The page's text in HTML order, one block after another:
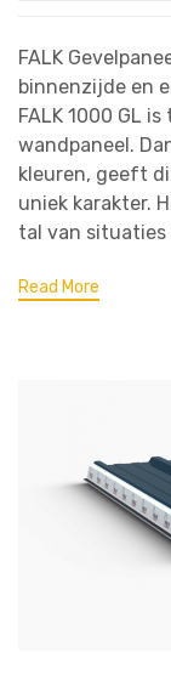
FALK
binnenzijde en
FALK 1000 GL
wandpaneel.
kleuren, geeft
uniek karakter.
tal van situaties
Read More